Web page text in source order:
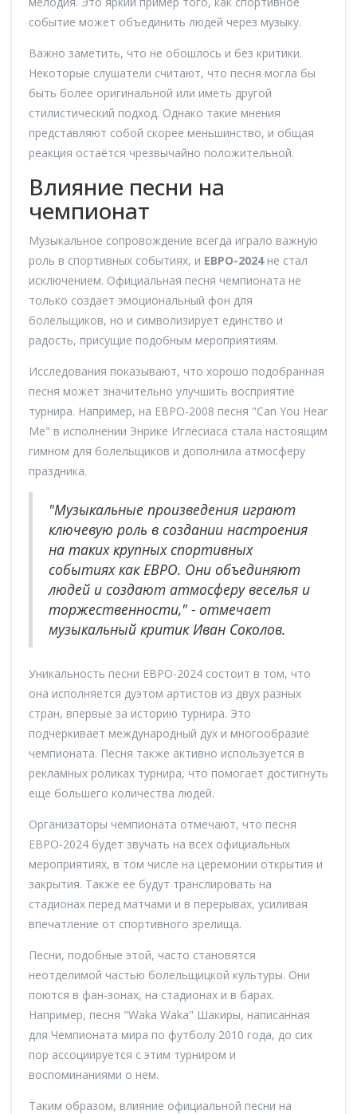
событие может объединить людей через музыку.
Важно заметить, что не обошлось и без критики.
Некоторые слушатели считают, что песня могла бы
быть более оригинальной или иметь другой
стилистический подход. Однако такие мнения
представляют собой скорее меньшинство, и общая
реакция остаётся чрезвычайно положительной.
Влияние песни на
чемпионат
Музыкальное сопровождение всегда играло важную
роль в спортивных событиях, и ЕВРО-2024не стал
исключением. Официальная песня чемпионата не
только создает эмоциональный фон для
болельщиков, но и символизирует единство и
радость, присущие подобным мероприятиям.
Исследования показывают, что хорошо подобранная
песня может значительно улучшить восприятие
турнира. Например, на ЕВРО-2008 песня "Can You Hear
Me" в исполнении Энрике Иглесиаса стала настоящим
гимном для болельщиков и дополнила атмосферу
праздника.
"Музыкальные произведения играют
ключевую роль в создании настроения
на таких крупных спортивных
событиях как ЕВРО. Они объединяют
людей и создают атмосферу веселья и
торжественности," - отмечает
музыкальный критик Иван Соколов.
Уникальность песни ЕВРО-2024 состоит в том, что
она исполняется дуэтом артистов из двух разных
стран, впервые за историю турнира. Это
подчеркивает международный дух и многообразие
чемпионата. Песня также активно используется в
рекламных роликах турнира, что помогает достигнуть
еще большего количества людей.
Организаторы чемпионата отмечают, что песня
ЕВРО-2024 будет звучать на всех официальных
мероприятиях, в том числе на церемонии открытия и
закрытия. Также ее будут транслировать на
стадионах перед матчами и в перерывах, усиливая
впечатление от спортивного зрелища.
Песни, подобные этой, часто становятся
неотделимой частью болельщицкой культуры. Они
поются в фан-зонах, на стадионах и в барах.
Например, песня "Waka Waka" Шакиры, написанная
для Чемпионата мира по футболу 2010 года, до сих
пор ассоциируется с этим турниром и
воспоминаниями о нем.
Таким образом, влияние официальной песни на